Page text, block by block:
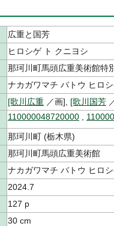
広重と国芳
ヒロシゲ ト クニヨシ
那珂川町馬頭広重美術館特
ナカガワマチ バトウ ヒロ
[歌川広重 ／画], [歌川国芳
110000048720000
那珂川町 (栃木県)
那珂川町馬頭広重美術館
ナカガワマチ バトウ ヒロ
2024.7
127 p
30 cm